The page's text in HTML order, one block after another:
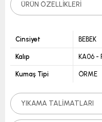
ÜRÜN ÖZELLIKLERI
Cinsiyet BEBEK
Kalıp KA06 -
Kumaş Tipi ÖRME
YIKAMA TALIMATLARI